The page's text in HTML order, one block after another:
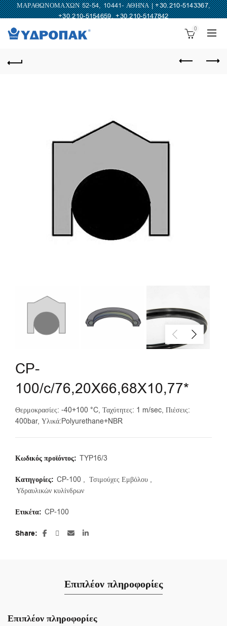
ΜΑΡΑΘΩΝΟΜΑΧΩΝ 52-54, 10441- ΑΘΗΝΑ |+30.210-5143367,
+30.210-5154659,+30.210-5147842
0
CP-
100/c/76,20X66,68X10,77*
Θερμοκρασίες: -40+100 °C, Ταχύτητες: 1 m/sec, Πιέσεις:
400bar, Υλικά:Polyurethane+NBR
Κωδικός προϊόντος: TYP16/3
Κατηγορίες: CP-100 , Τσιμούχες Εμβόλου ,
Υδραυλικών κυλίνδρων
Ετικέτα: CP-100
Share
Επιπλέον πληροφορίες
Επιπλέον πληροφορίες